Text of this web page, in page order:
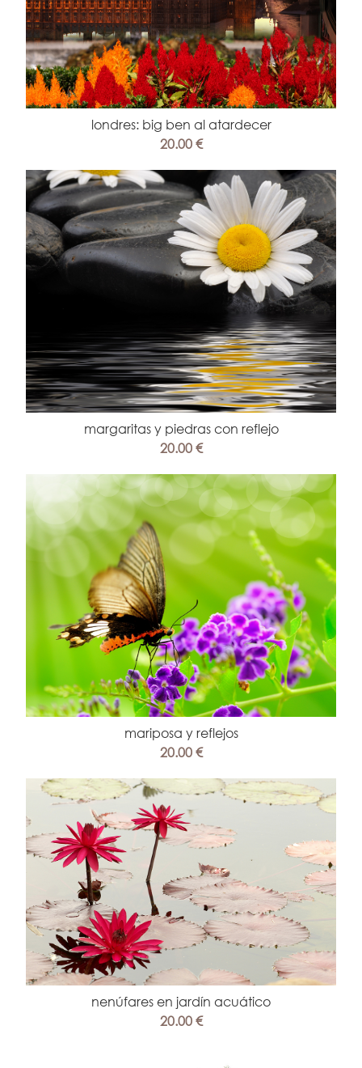
londres: big ben al atardecer
20.00 €
margaritas y piedras con reflejo
20.00 €
mariposa y reflejos
20.00 €
nenúfares en jardín acuático
20.00 €